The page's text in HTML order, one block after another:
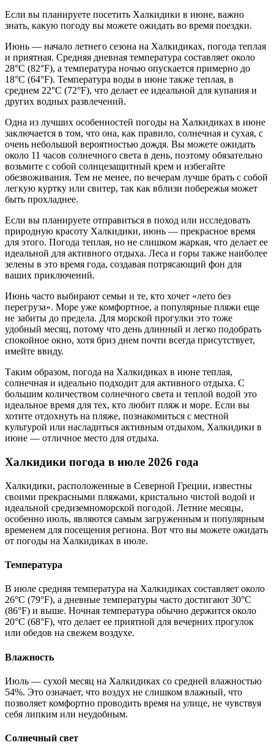
Если вы планируете посетить Халкидики в июне, важно
знать, какую погоду вы можете ожидать во время поездки.
Июнь — начало летнего сезона на Халкидиках, погода теплая
и приятная. Средняя дневная температура составляет около
28°C (82°F), а температура ночью опускается примерно до
18°C ​​(64°F). Температура воды в июне также теплая, в
среднем 22°C (72°F), что делает ее идеальной для купания и
других водных развлечений.
Одна из лучших особенностей погоды на Халкидиках в июне
заключается в том, что она, как правило, солнечная и сухая, с
очень небольшой вероятностью дождя. Вы можете ожидать
около 11 часов солнечного света в день, поэтому обязательно
возьмите с собой солнцезащитный крем и избегайте
обезвоживания. Тем не менее, по вечерам лучше брать с собой
легкую куртку или свитер, так как вблизи побережья может
быть прохладнее.
Если вы планируете отправиться в поход или исследовать
природную красоту Халкидики, июнь — прекрасное время
для этого. Погода теплая, но не слишком жаркая, что делает ее
идеальной для активного отдыха. Леса и горы также наиболее
зелены в это время года, создавая потрясающий фон для
ваших приключений.
Июнь часто выбирают семьи и те, кто хочет «лето без
перегруза». Море уже комфортное, а популярные пляжи еще
не забиты до предела. Для морской прогулки это тоже
удобный месяц, потому что день длинный и легко подобрать
спокойное окно, хотя бриз днем почти всегда присутствует,
имейте ввиду.
Таким образом, погода на Халкидиках в июне теплая,
солнечная и идеально подходит для активного отдыха. С
большим количеством солнечного света и теплой водой это
идеальное время для тех, кто любит пляж и море. Если вы
хотите отдохнуть на пляже, познакомиться с местной
культурой или насладиться активным отдыхом, Халкидики в
июне — отличное место для отдыха.
Халкидики погода в июле 2026 года
Халкидики, расположенные в Северной Греции, известны
своими прекрасными пляжами, кристально чистой водой и
идеальной средиземноморской погодой. Летние месяцы,
особенно июль, являются самым загруженным и популярным
временем для посещения региона. Вот что вы можете ожидать
от погоды на Халкидиках в июле.
Температура
В июле средняя температура на Халкидиках составляет около
26°C (79°F), а дневные температуры часто достигают 30°C
(86°F) и выше. Ночная температура обычно держится около
20°C (68°F), что делает ее приятной для вечерних прогулок
или обедов на свежем воздухе.
Влажность
Июль — сухой месяц на Халкидиках со средней влажностью
54%. Это означает, что воздух не слишком влажный, что
позволяет комфортно проводить время на улице, не чувствуя
себя липким или неудобным.
Солнечный свет